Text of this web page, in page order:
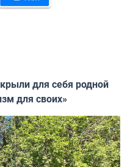
для себя родной
для своих»